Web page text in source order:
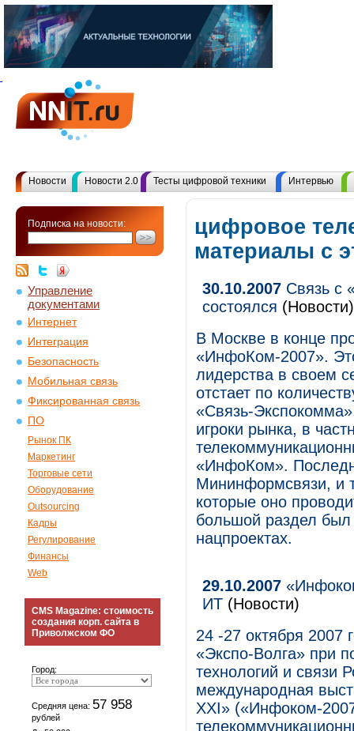
Новости Новости 2.0 Тесты цифровой техники Интервью
Подписка на новости:
Управление
документами
Интернет
Интеграция
Безопасность
Мобильная связь
Фиксированная связь
ПО
Рынок ПК
Маркетинг
Торговые сети
Оборудование
Outsourcing
Кадры
Регулирование
Финансы
Web
CMS Magazine: стоимость
создания корп. сайта в
Приволжском ФО
Город:
Средняя цена: 57 958
рублей
цифровое
материалы с
30.10.2007 Связь с
состоялся (Новости)
В Москве в конце
«ИнфоКом-2007».
лидерства в своем
отстает по
«Связь-
игроки рынка, в
«ИнфоКом».
Мининформсвязи, и
которые оно
большой раздел
нацпроектах.
29.10.2007
ИТ (Новости)
24 -27 октября 2007
«Экспо-Волга» при
технологий и связи
международная
XXI» («Инфоком-